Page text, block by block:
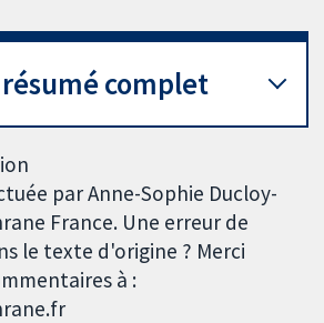
complet
par Anne-Sophie Ducloy-
France. Une erreur de
le texte d'origine ? Merci
à :